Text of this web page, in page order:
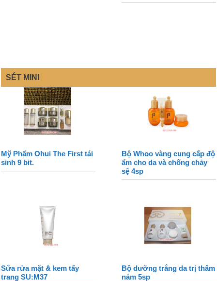
SÉT MINI
Mỹ Phẩm Ohui The First tái
sinh 9 bit.
Bộ Whoo vàng cung cấp độ
ẩm cho da và chống chảy
sệ 4sp
Sữa rửa mặt & kem tẩy
trang SU:M37
Bộ dưỡng trắng da trị thâm
nám 5sp